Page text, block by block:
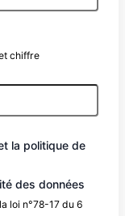
chiffre
la politique de
des données
loi n°78-17 du 6